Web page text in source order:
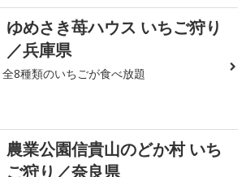
ゆめさき苺ハウス いちご狩り
／兵庫県
全8種類のいちごが食べ放題
農業公園信貴山のどか村 いち
ご狩り／奈良県